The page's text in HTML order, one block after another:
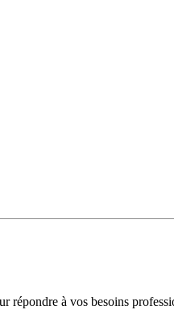
à vos besoins